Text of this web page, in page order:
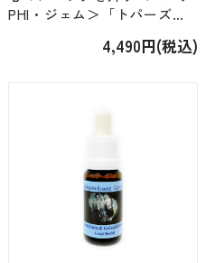
PHI・ジェム＞「トパーズ」
4,490円(税込)